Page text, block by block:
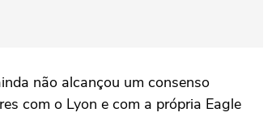
não alcançou um consenso
com o Lyon e com a própria Eagle